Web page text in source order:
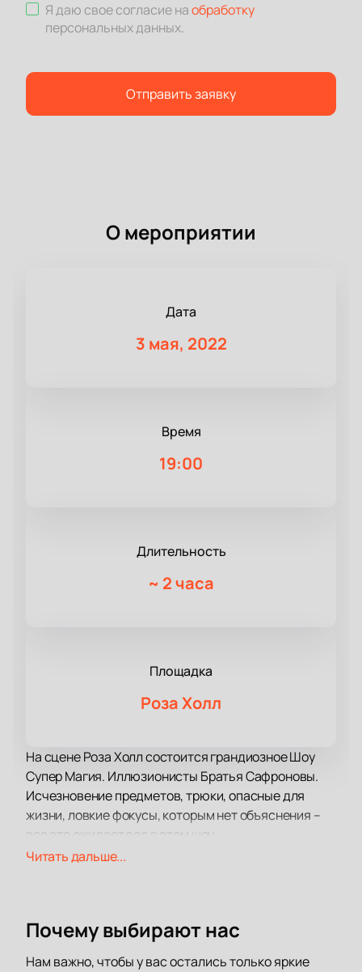
Я даю свое согласие наобработку
персональных данных.
Отправить заявку
О мероприятии
Дата
3 мая, 2022
Время
19:00
Длительность
~ 2 часа
Площадка
Роза Холл
На сцене Роза Холл состоится грандиозное Шоу
Супер Магия. Иллюзионисты Братья Сафроновы.
Исчезновение предметов, трюки, опасные для
жизни, ловкие фокусы, которым нет объяснения –
все это ожидает вас в этом шоу.
Выступления артистов погружают в параллельную
чудеса, а свет, звук и яркие сценические эффекты
Читать дальше...
Почему выбирают нас
Нам важно, чтобы у вас остались только яркие